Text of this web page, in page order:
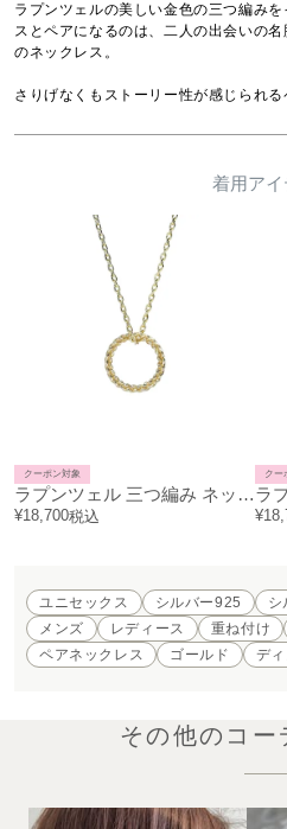
ラプンツェルの美しい金色の三つ編み
スとペアになるのは、二人の出会いの
のネックレス。
さりげなくもストーリー性が感じられる
着用アイ
ラプンツェル 三つ編み ネックレス ゴールド
クーポン対象
¥18,700税込
クー
¥
ユニセックス シルバー925 シ
メンズ
レディース 重ね付け
ペアネックレス
ゴールド デ
その他のコー